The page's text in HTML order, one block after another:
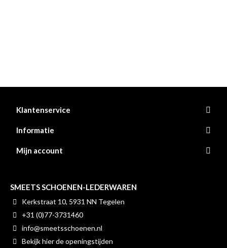
Klantenservice
Informatie
Mijn account
SMEETS SCHOENEN-LEDERWAREN
Kerkstraat 10, 5931 NN Tegelen
+31 (0)77-3731460
info@smeetsschoenen.nl
Bekijk hier de openingstijden